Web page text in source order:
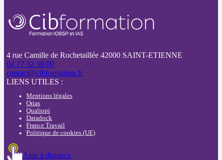
4 rue Camille de Rochetaillée 42000 SAINT-ETIENNE
04 77 32 38 00
contact@cibformation.fr
LIENS UTILES :
Mentions légales
Orias
Qualiopi
Datadock
France Travail
Politique de cookies (UE)
Aide à distance